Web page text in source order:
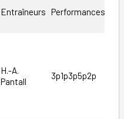
Entraîneurs Performances
H.-A.
Pantall
3p1p3p5p2p